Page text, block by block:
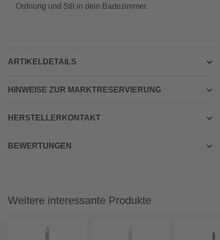
Ordnung und Stil in dein Badezimmer.
ARTIKELDETAILS
HINWEISE ZUR MARKTRESERVIERUNG
HERSTELLERKONTAKT
BEWERTUNGEN
Weitere interessante Produkte